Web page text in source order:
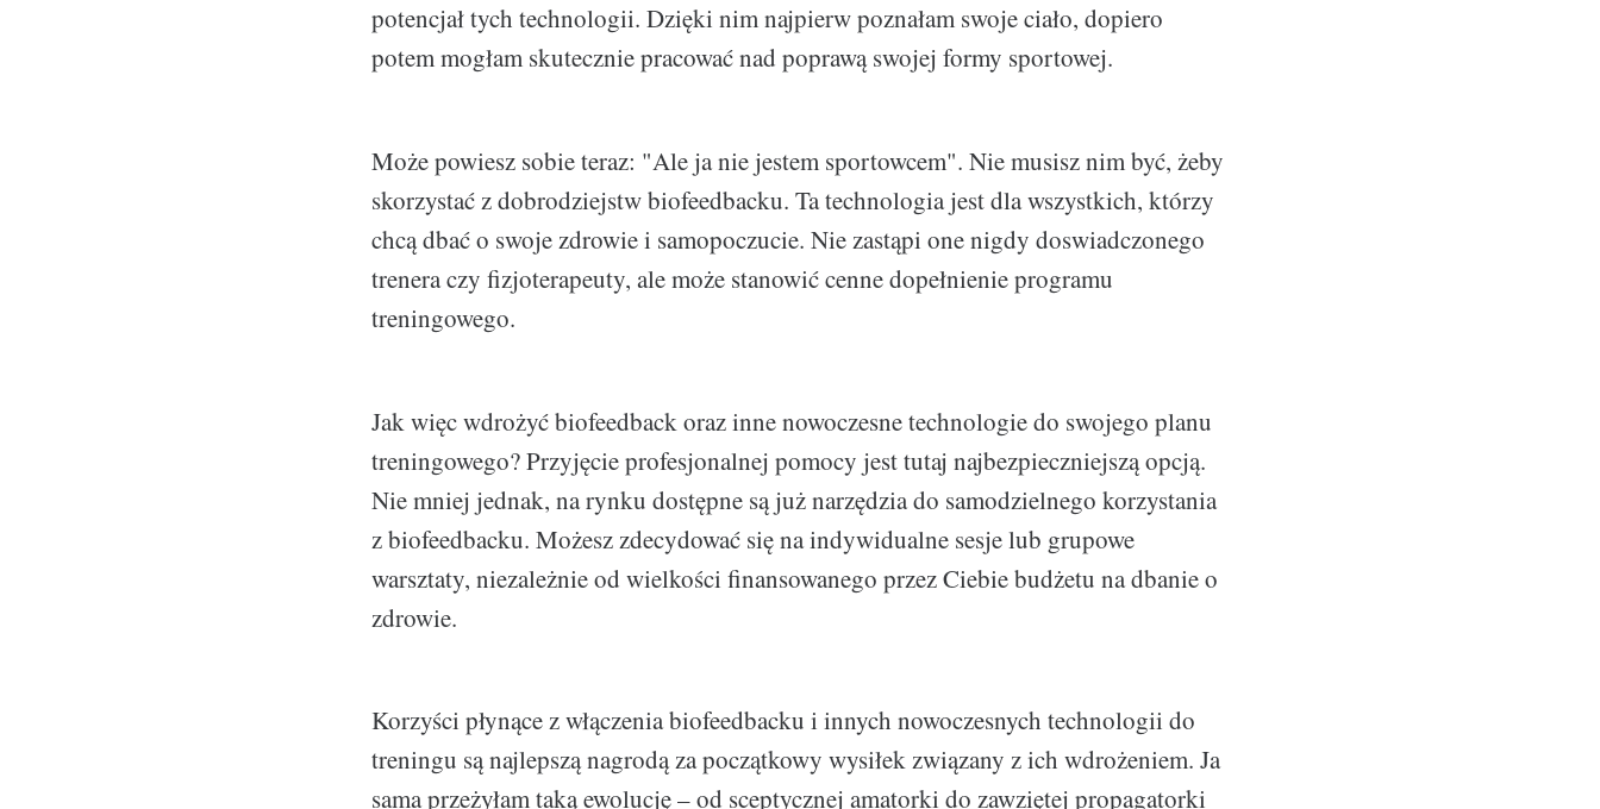
potencjał tych technologii. Dzięki nim najpierw poznałam swoje ciało, dopiero
potem mogłam skutecznie pracować nad poprawą swojej formy sportowej.
Może powiesz sobie teraz: "Ale ja nie jestem sportowcem". Nie musisz nim być, żeby
skorzystać z dobrodziejstw biofeedbacku. Ta technologia jest dla wszystkich, którzy
chcą dbać o swoje zdrowie i samopoczucie. Nie zastąpi one nigdy doswiadczonego
trenera czy fizjoterapeuty, ale może stanowić cenne dopełnienie programu
treningowego.
Jak więc wdrożyć biofeedback oraz inne nowoczesne technologie do swojego planu
treningowego? Przyjęcie profesjonalnej pomocy jest tutaj najbezpieczniejszą opcją.
Nie mniej jednak, na rynku dostępne są już narzędzia do samodzielnego korzystania
z biofeedbacku. Możesz zdecydować się na indywidualne sesje lub grupowe
warsztaty, niezależnie od wielkości finansowanego przez Ciebie budżetu na dbanie o
zdrowie.
Korzyści płynące z włączenia biofeedbacku i innych nowoczesnych technologii do
treningu są najlepszą nagrodą za początkowy wysiłek związany z ich wdrożeniem. Ja
sama przeżyłam taką ewolucję – od sceptycznej amatorki do zawziętej propagatorki